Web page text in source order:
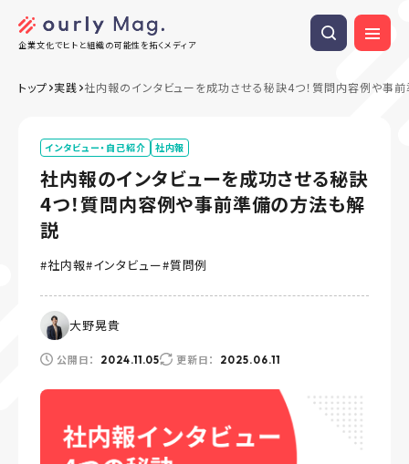
企業文化でヒトと組織の可能性を拓くメディア
トップ 実践 社内報のインタビューを成功させる秘訣4つ！質問内容例や事
インタビュー・自己紹介 社内報
社内報のインタビューを成功させる秘訣
4つ！質問内容例や事前準備の方法も解
説
社内報 インタビュー 質問例
大野晃貴
公開日： 2024.11.05 更新日： 2025.06.11